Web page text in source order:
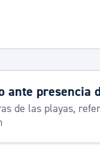
ante presencia
de las playas,